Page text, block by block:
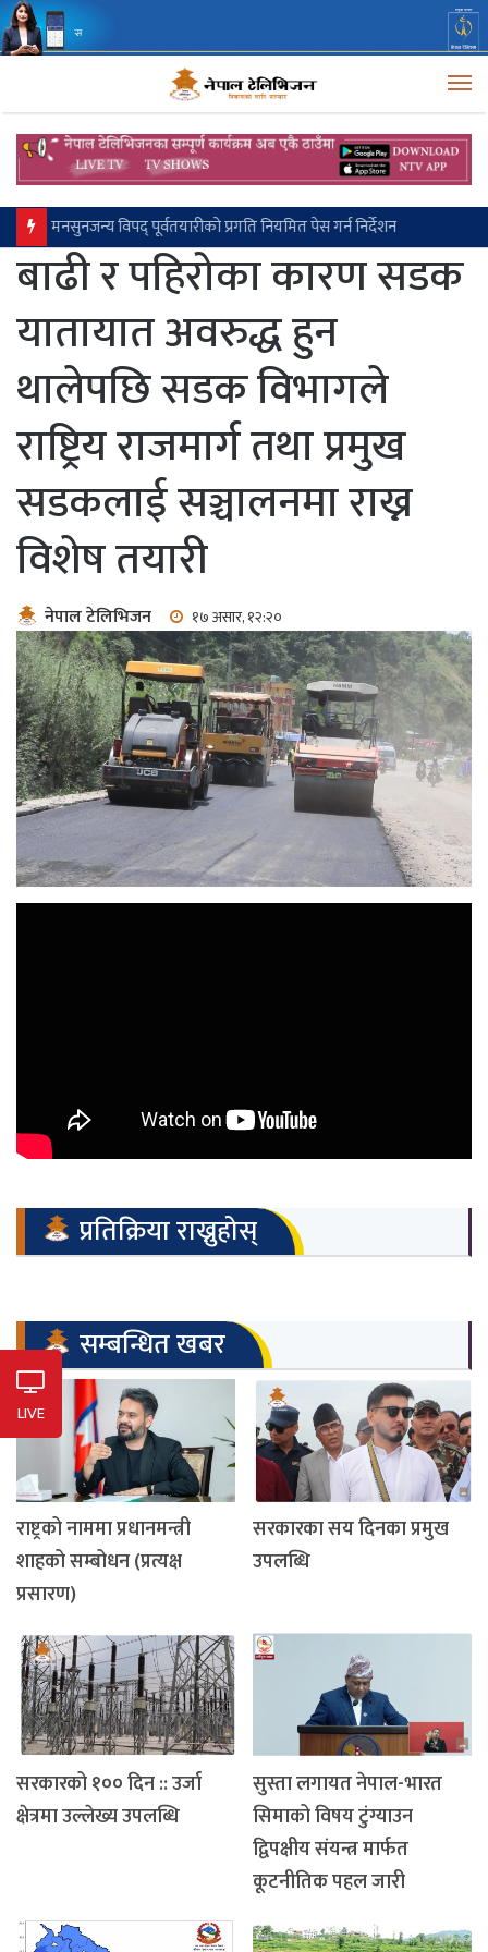
मनसुनजन्य विपद् पूर्वतयारीको प्रगति नियमित पेस गर्न निर्देशन
बाढी र पहिरोका कारण सडक
यातायात अवरुद्ध हुन
थालेपछि सडक विभागले
राष्ट्रिय राजमार्ग तथा प्रमुख
सडकलाई सञ्चालनमा राख्न
विशेष तयारी
नेपाल टेलिभिजन १७ असार, १२:२०
प्रतिक्रिया राख्नुहोस्
सम्बन्धित खबर
राष्ट्रको नाममा प्रधानमन्त्री
शाहको सम्बोधन (प्रत्यक्ष
प्रसारण)
सरकारका सय दिनका प्रमुख
उपलब्धि
सरकारको १०० दिन :: उर्जा
क्षेत्रमा उल्लेख्य उपलब्धि
सुस्ता लगायत नेपाल-भारत
सिमाको विषय टुंग्याउन
द्विपक्षीय संयन्त्र मार्फत
कूटनीतिक पहल जारी
LIVE